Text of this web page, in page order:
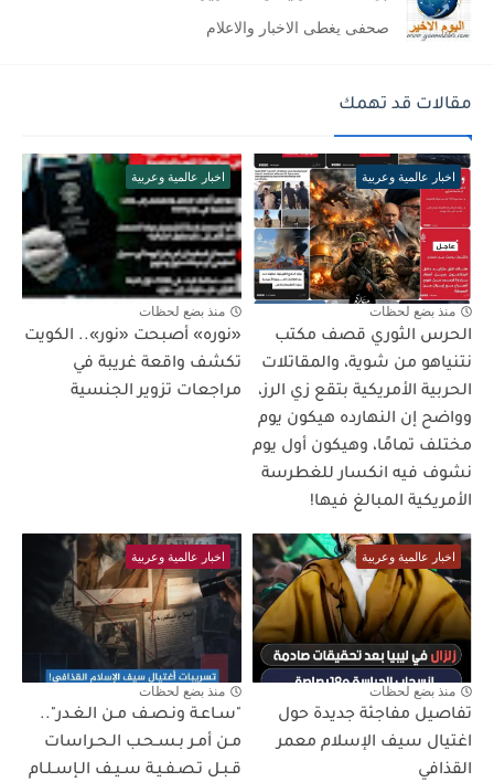
صحفى يغطى الاخبار والاعلام
مقالات قد تهمك
اخبار عالمية وعربية
منذ بضع لحظات
الحرس الثوري قصف مكتب
نتنياهو من شوية، والمقاتلات
الحربية الأمريكية بتقع زي الرز،
وواضح إن النهارده هيكون يوم
مختلف تمامًا، وهيكون أول يوم
نشوف فيه انكسار للغطرسة
الأمريكية المبالغ فيها!
اخبار عالمية وعربية
منذ بضع لحظات
«نوره» أصبحت «نور».. الكويت
تكشف واقعة غريبة في
مراجعات تزوير الجنسية
اخبار عالمية وعربية
منذ بضع لحظات
تفاصيل مفاجئة جديدة حول
اغتيال سيف الإسلام معمر
القذافي
اخبار عالمية وعربية
منذ بضع لحظات
"سـاعـة ونـصـف مـن الـغـدر"..
مـن أمـر بـسـحـب الـحـراسات
قـبـل تـصـفـيـة سـيـف الـإسـلـام